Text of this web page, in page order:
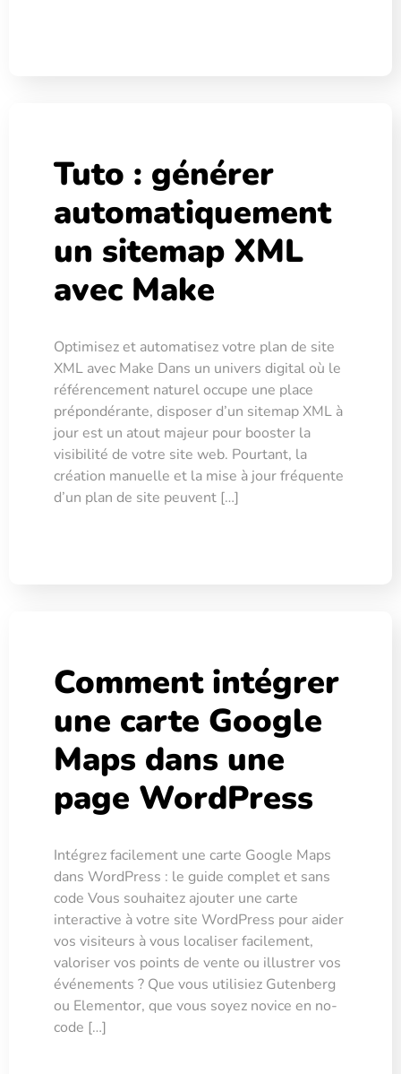
Tuto : générer
automatiquement
un sitemap XML
avec Make
Optimisez et automatisez votre plan de site
XML avec Make Dans un univers digital où le
référencement naturel occupe une place
prépondérante, disposer d’un sitemap XML à
jour est un atout majeur pour booster la
visibilité de votre site web. Pourtant, la
création manuelle et la mise à jour fréquente
d’un plan de site peuvent […]
Comment intégrer
une carte Google
Maps dans une
page WordPress
Intégrez facilement une carte Google Maps
dans WordPress : le guide complet et sans
code Vous souhaitez ajouter une carte
interactive à votre site WordPress pour aider
vos visiteurs à vous localiser facilement,
valoriser vos points de vente ou illustrer vos
événements ? Que vous utilisiez Gutenberg
ou Elementor, que vous soyez novice en no-
code […]